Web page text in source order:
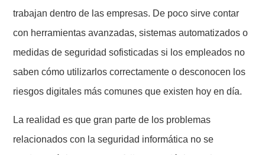
trabajan dentro de las empresas. De poco sirve contar
con herramientas avanzadas, sistemas automatizados o
medidas de seguridad sofisticadas si los empleados no
saben cómo utilizarlos correctamente o desconocen los
riesgos digitales más comunes que existen hoy en día.
La realidad es que gran parte de los problemas
relacionados con la seguridad informática no se